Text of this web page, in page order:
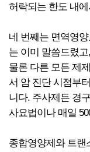
허락되는 한도 내
네 번째는 면역영
는 이미 말씀드렸
물론 다른 모든 제
서 암 진단 시점부
니다. 주사제든 경
사요법이나 매일
종합영양제와 트랜